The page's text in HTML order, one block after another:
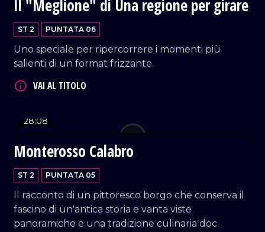
Il "Meglione" di Una regione per girare
ST 2 PUNTATA 06
Uno speciale per ripercorrere i momenti più
salienti di un format frizzante.
28:08
Monterosso Calabro
ST 2 PUNTATA 05
Il racconto di un pittoresco borgo che conserva il
fascino di un'antica storia e vanta viste
panoramiche e una tradizione culinaria doc.
VAI AL TITOLO